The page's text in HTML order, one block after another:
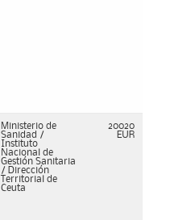
Ministerio de
Sanidad /
Instituto
Nacional de
Gestión Sanitaria
/ Dirección
Territorial de
Ceuta
20020
EUR